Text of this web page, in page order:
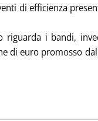
di efficienza
riguarda i bandi,
di euro promosso